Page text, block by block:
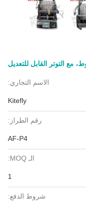
الاسم التجاري:
Kitefly
رقم الطراز:
AF-P4
الـ MOQ:
1
شروط الدفع: